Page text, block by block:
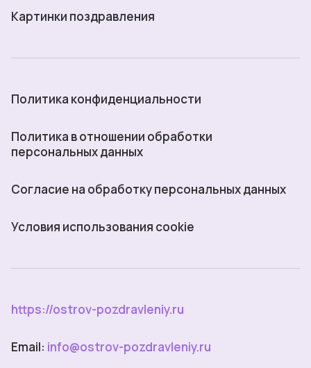
Картинки поздравления
Политика конфиденциальности
Политика в отношении обработки
персональных данных
Согласие на обработку персональных данных
Условия использования cookie
https://ostrov-pozdravleniy.ru
Email: info@ostrov-pozdravleniy.ru